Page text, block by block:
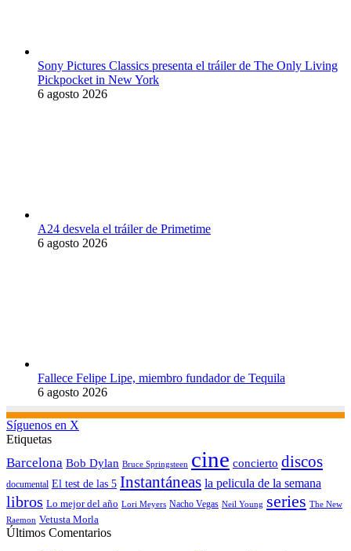
Sony Pictures Classics presenta el tráiler de The Only Living
Pickpocket in New York
6 agosto 2026
A24 desvela el tráiler de Primetime
6 agosto 2026
Fallece Felipe Lipe, miembro fundador de Tequila
6 agosto 2026
Síguenos en X
Etiquetas
Barcelona Bob Dylan Bruce Springsteen cine concierto discos
documental El test de las 5 Instantáneas la pelicula de la semana
libros Lo mejor del año Lori Meyers Nacho Vegas Neil Young series The New
Raemon Vetusta Morla
Últimos Comentarios